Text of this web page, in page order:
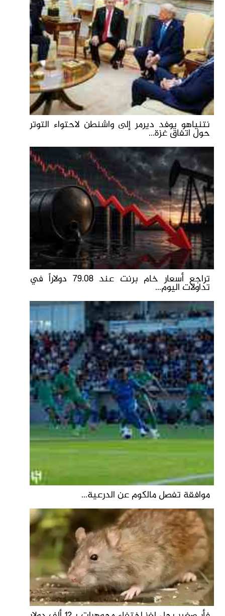
نتنياهو يوفد ديرمر إلى واشنطن لاحتواء التوتر
حول اتفاق غزة...
تراجع أسعار خام برنت عند 79.08 دولاراً في
تداولات اليوم...
موافقة تفصل مالكوم عن الدرعية...